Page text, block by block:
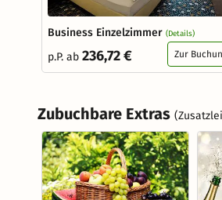
Business Einzelzimmer (Details)
p.P. ab 236,72 € Zur
Zubuchbare Extras